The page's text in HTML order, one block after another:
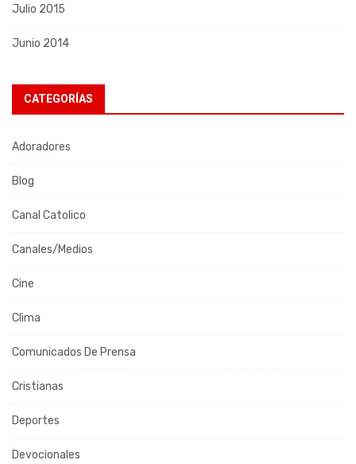
Julio 2015
Junio 2014
CATEGORÍAS
Adoradores
Blog
Canal Catolico
Canales/Medios
Cine
Clima
Comunicados De Prensa
Cristianas
Deportes
Devocionales